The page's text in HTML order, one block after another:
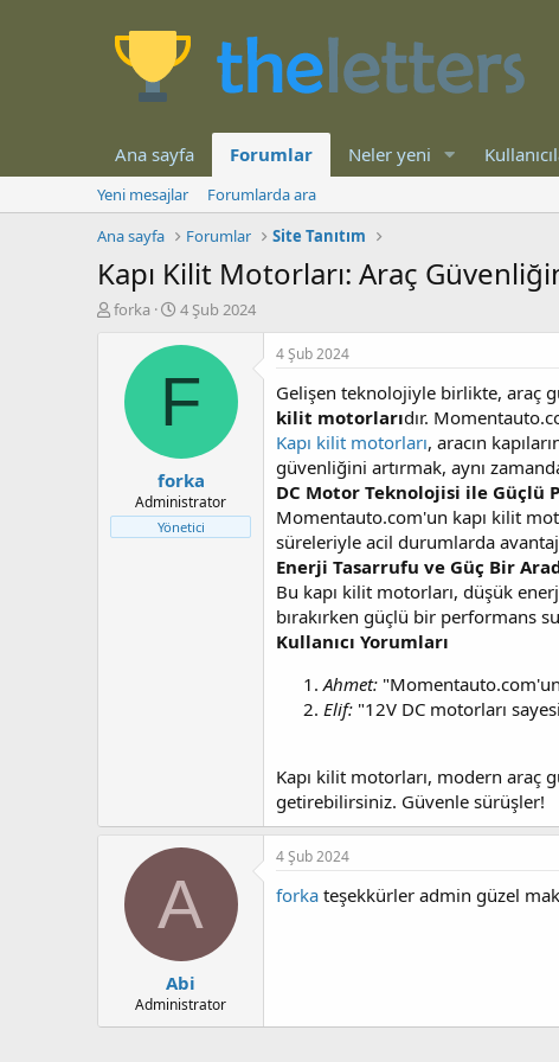
Ana sayfa Forumlar Neler yeni
Yeni mesajlar
Forumlarda ara
Ana sayfa
Forumlar Site Tanıtım
Kapı Kilit Motorları: Araç
K
l
a
forka
B
ş
ı
ç
t
a
r
4 Şub 2024
F
forka
Administrator
Yönetici
4 Şub 2024
Gelişen teknolojiyle birlikte, araç
kilit motorlarıdır.
Kapı kilit motorları, aracın
güvenliğini artırmak, aynı
DC Motor Teknolojisi ile Güçlü
Momentauto.com'un kapı kilit
süreleriyle acil durumlarda avantaj
Enerji Tasarrufu ve Güç Bir
Bu kapı kilit motorları, düşük
bırakırken güçlü bir performans
Kullanıcı Yorumları
Ahmet:
Elif: "12V DC motorları
Kapı kilit motorları, modern araç
getirebilirsiniz. Güvenle sürüşler!
A
Abi
Administrator
4 Şub 2024
forka teşekkürler admin güzel